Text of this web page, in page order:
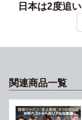
日本は2度追
関連商品一覧